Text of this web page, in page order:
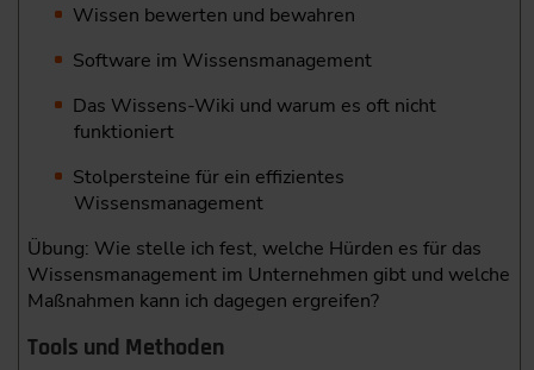
Wissen bewerten und bewahren
Software im Wissensmanagement
Das Wissens-Wiki und warum es oft nicht
funktioniert
Stolpersteine für ein effizientes
Wissensmanagement
Übung: Wie stelle ich fest, welche Hürden es für das
Wissensmanagement im Unternehmen gibt und welche
Maßnahmen kann ich dagegen ergreifen?
Tools und Methoden